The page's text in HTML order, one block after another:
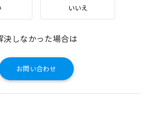
いいえ
決しなかった場合は
お問い合わせ